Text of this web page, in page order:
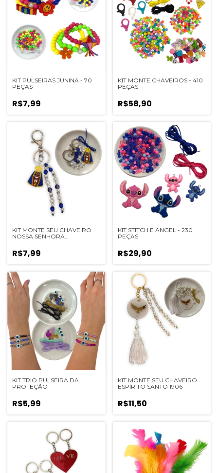
KIT PULSEIRAS JUNINA - 70
PEÇAS
R$7,99
KIT MONTE CHAVEIROS - 410
PEÇAS
R$58,90
KIT MONTE SEU CHAVEIRO
NOSSA SENHORA
R$7,99
KIT STITCH E ANGEL - 230
PEÇAS
R$29,90
KIT TRIO PULSEIRA DA
PROTEÇÃO
R$5,99
KIT MONTE SEU CHAVEIRO
ESPÍRITO SANTO 1906
R$11,50